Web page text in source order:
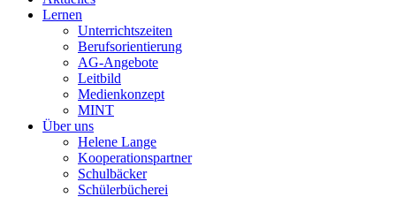
Lernen
Unterrichtszeiten
Berufsorientierung
AG-Angebote
Leitbild
Medienkonzept
MINT
Über uns
Helene Lange
Kooperationspartner
Schulbäcker
Schülerbücherei